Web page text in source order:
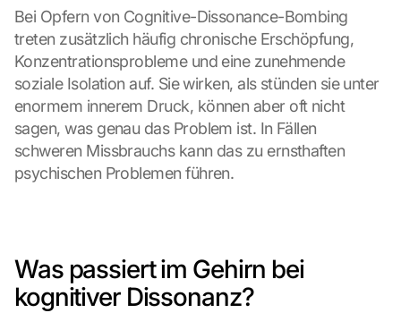
Bei Opfern von Cognitive-Dissonance-Bombing
treten zusätzlich häufig chronische Erschöpfung,
Konzentrationsprobleme und eine zunehmende
soziale Isolation auf. Sie wirken, als stünden sie unter
enormem innerem Druck, können aber oft nicht
sagen, was genau das Problem ist. In Fällen
schweren Missbrauchs kann das zu ernsthaften
psychischen Problemen führen.
Was passiert im Gehirn bei
kognitiver Dissonanz?